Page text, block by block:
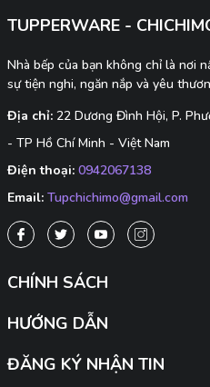
TUPPERWARE -
Nhà bếp của bạn không chỉ là nơi
sự tiện nghi, ngăn nắp và yêu
Địa chỉ: 22 Dương Đình Hội, P.
- TP Hồ Chí Minh - Việt Nam
Điện thoại: 0942067138
Email: Tupchichimo@gmail.com
CHÍNH SÁCH
HƯỚNG DẪN
ĐĂNG KÝ NHẬN TIN